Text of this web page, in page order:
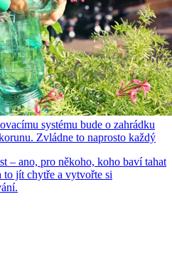
systému bude o zahrádku
Zvládne to naprosto každý
– ano, pro někoho, koho baví tahat
to jít chytře a vytvořte si